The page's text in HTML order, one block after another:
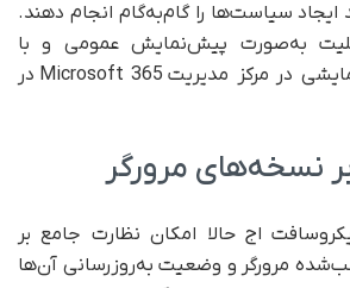
ایجاد سیاست‌ها را گام‌به‌گام انجام دهند.
به‌صورت پیش‌نمایش عمومی و با
فعال‌سازی نسخه آزمایشی در مرکز مدیریت Microsoft 365 در
نسخه‌های مرورگر
اج حالا امکان نظارت جامع بر
مرورگر و وضعیت به‌روزرسانی آن‌ها